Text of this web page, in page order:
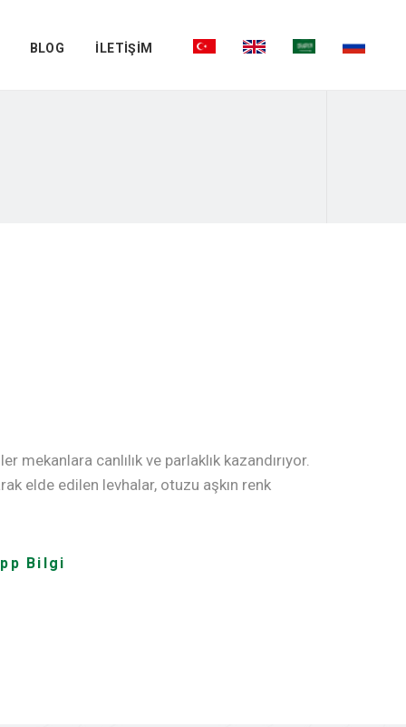
BLOG İLETİŞİM
canlılık ve parlaklık kazandırıyor.
elde edilen levhalar, otuzu aşkın renk
Bilgi